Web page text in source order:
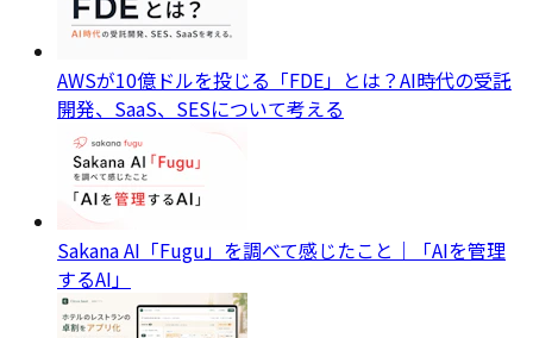
AWSが10億ドルを投じる「FDE」とは？AI時代の受託
開発、SaaS、SESについて考える
Sakana AI「Fugu」を調べて感じたこと｜「AIを管理
するAI」